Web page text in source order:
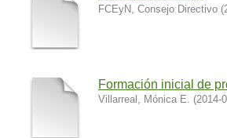
FCEyN, Consejo Directivo (
Formación inicial de
Villarreal, Mónica E. (2014-